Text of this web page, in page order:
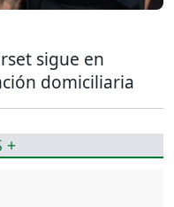
sigue en
domiciliaria
+